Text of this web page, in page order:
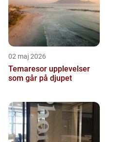
02 maj 2026
Temaresor upplevelser
som går på djupet